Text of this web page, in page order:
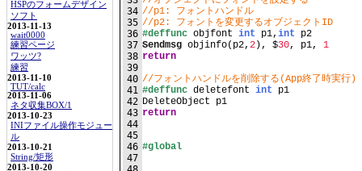
HSPのフォームデザイン
ソフト
2013-11-13
wait0000
練習ページ
ワッツ?
練習
2013-11-10
TUT/calc
2013-11-06
ネタ収集BOX/1
2013-10-23
INIファイル操作モジュー
ル
2013-10-21
String/矩形
2013-10-20
34
35
36
37
38
39
40
41
42
43
44
45
46
47
//p1: フォントハンドル
//p2: フォントを変更するオブジェクトID
#deffunc objfont int p1, int p2
Sendmsg objinfo(p2, 2 ), $30, p1, 1
return
//フォントハンドルを削除する(App終了時実行)
#deffunc deletefont int p1
DeleteObject p1
return
#global